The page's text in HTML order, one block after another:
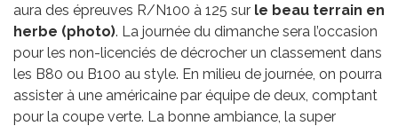
aura des épreuves R/N100 à 125 sur le beau terrain en
herbe (photo). La journée du dimanche sera l’occasion
pour les non-licenciés de décrocher un classement dans
les B80 ou B100 au style. En milieu de journée, on pourra
assister à une américaine par équipe de deux, comptant
pour la coupe verte. La bonne ambiance, la super